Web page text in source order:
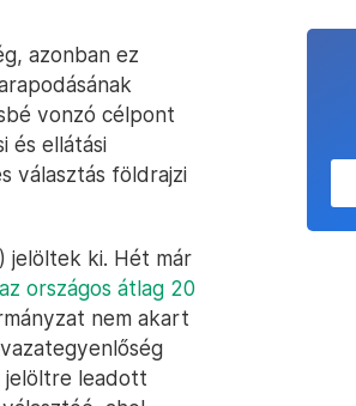
azonban ez
vonzó célpont
és ellátási
választás földrajzi
jelöltek ki. Hét már
országos átlag 20
nem akart
jelöltre leadott